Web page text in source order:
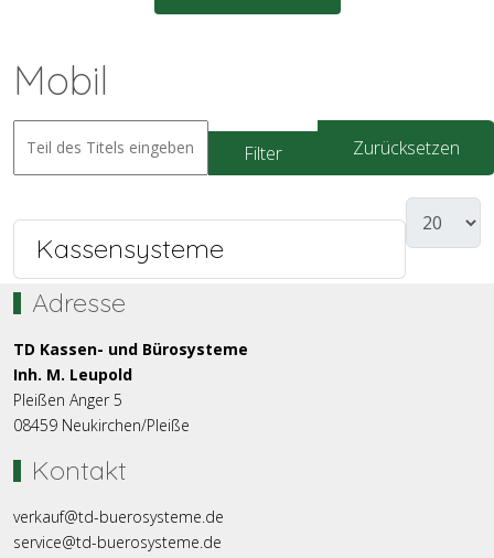
Mobil
Filter Zurücksetzen
Kassensysteme
Adresse
TD Kassen- und Bürosysteme
Inh. M. Leupold
Pleißen Anger 5
08459 Neukirchen/Pleiße
Kontakt
verkauf@td-buerosysteme.de
service@td-buerosysteme.de